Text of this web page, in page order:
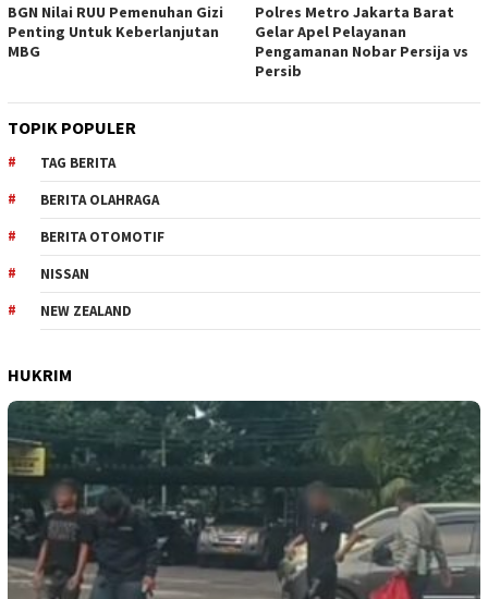
BGN Nilai RUU Pemenuhan Gizi
Penting Untuk Keberlanjutan
MBG
Polres Metro Jakarta Barat
Gelar Apel Pelayanan
Pengamanan Nobar Persija vs
Persib
TOPIK POPULER
TAG BERITA
BERITA OLAHRAGA
BERITA OTOMOTIF
NISSAN
NEW ZEALAND
HUKRIM